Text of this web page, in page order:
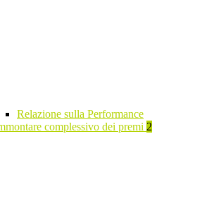
Relazione sulla Performance
complessivo dei premi 2